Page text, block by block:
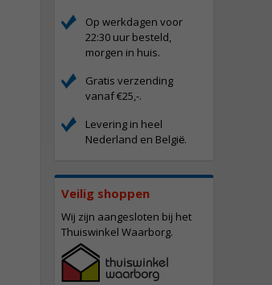
Op werkdagen voor
22:30 uur besteld,
morgen in huis.
Gratis verzending
vanaf €25,-.
Levering in heel
Nederland en België.
Veilig shoppen
Wij zijn aangesloten bij het
Thuiswinkel Waarborg.